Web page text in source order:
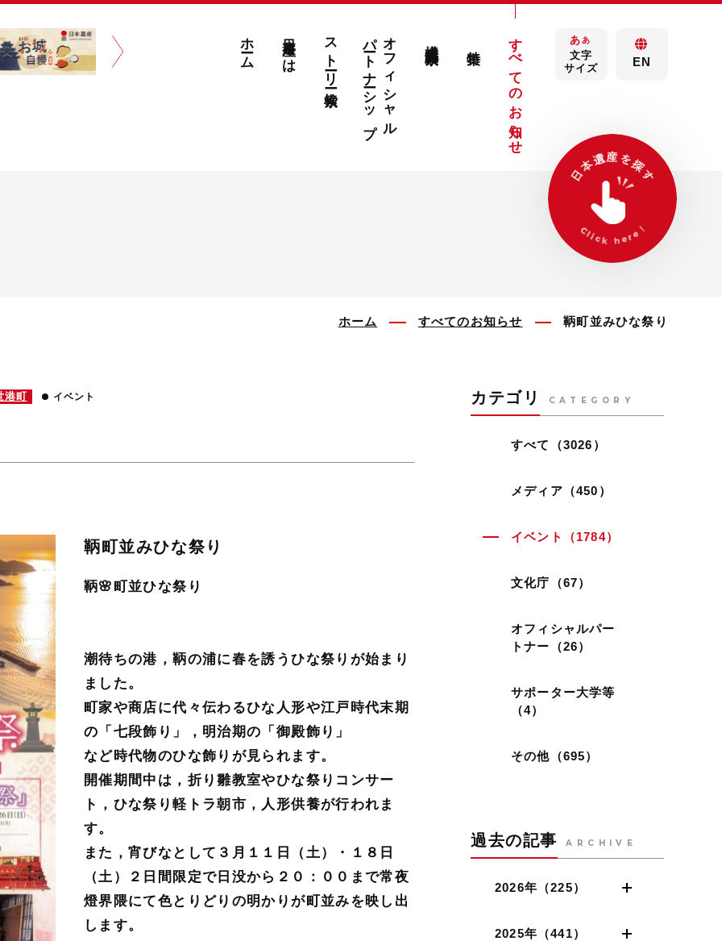
ホーム 日本遺産とは ストーリー検索 オフィシャル
パートナーシップ すべてのお知らせ あ あ
文字
サイズ
EN
ホーム すべてのお知らせ 鞆町並みひな祭り
港町 イベント
鞆町並みひな祭り
鞆🌸町並ひな祭り
潮待ちの港，鞆の浦に春を誘うひな祭りが始まり
ました。
町家や商店に代々伝わるひな人形や江戸時代末期
の「七段飾り」，明治期の「御殿飾り」
など時代物のひな飾りが見られます。
開催期間中は，折り雛教室やひな祭りコンサー
ト，ひな祭り軽トラ朝市，人形供養が行われま
す。
また，宵びなとして３月１１日（土）・１８日
（土）２日間限定で日没から２０：００まで常夜
燈界隈にて色とりどりの明かりが町並みを映し出
します。
カテゴリ CATEGORY
すべて（3026）
メディア（450）
イベント（1784）
文化庁（67）
オフィシャルパー
トナー（26）
サポーター大学等
（4）
その他（695）
過去の記事 ARCHIVE
2026年（225）
2025年（441）